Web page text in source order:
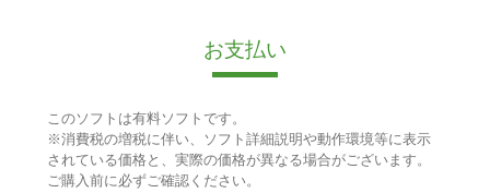
お支払い
このソフトは有料ソフトです。
※消費税の増税に伴い、ソフト詳細説明や動作環境等に表示
されている価格と、実際の価格が異なる場合がございます。
ご購入前に必ずご確認ください。